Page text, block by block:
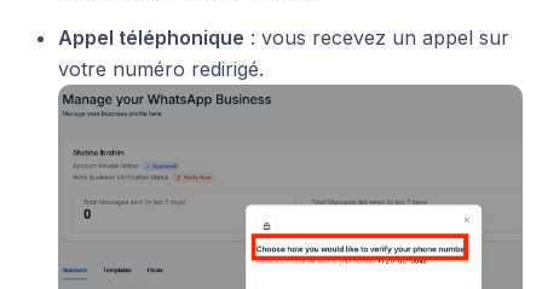
Appel téléphonique : vous recevez un appel sur
votre numéro redirigé.